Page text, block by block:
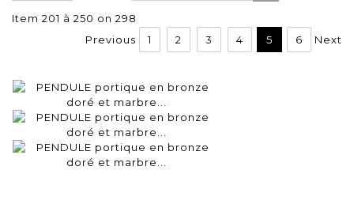
Item 201 à 250 on 298
Previous
1 2 3 4 5 6 Next